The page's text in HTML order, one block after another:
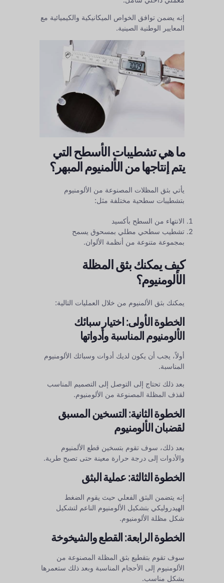
إنه يضمن توافق الخواص الميكانيكية والكيميائية مع
المعايير الوطنية الصينية.
ما هي تشطيبات الأسطح التي
يتم إنتاجها من الألمنيوم المبهر؟
يأتي بثق المظلات المصنوعة من الألومنيوم
بتشطيبات سطحية مختلفة مثل:
الانتهاء من السطح بأكسيد
تشطيب سطحي مطلي بمسحوق يسمح
بمجموعة متنوعة من أنظمة الألوان.
كيف يمكنك بثق المظلة
الألومنيوم؟
يمكنك بثق الألمنيوم من خلال العمليات التالية:
الخطوة الأولى: اختيار سبائك
الألومنيوم المناسبة وأدواتها
أولاً، يجب أن يكون لديك أدوات وسبائك الألومنيوم
المناسبة.
بعد ذلك تحتاج إلى التوصل إلى التصميم المناسب
لقذف المظلة المصنوعة من الألومنيوم.
الخطوة الثانية: التسخين المسبق
لقضبان الألومنيوم
بعد ذلك، سوف تقوم بتسخين قطع الألمنيوم
والأدوات إلى درجة حرارة معينة حتى تصبح طرية.
الخطوة الثالثة: عملية البثق
إنه يتضمن البثق الفعلي حيث يقوم الضغط
الهيدروليكي بتشكيل الألومنيوم الناعم لتشكيل
شكل مظلة الألومنيوم.
الخطوة الرابعة: القطع والشيخوخة
سوف تقوم بتقطيع بثق المظلة المصنوعة من
الألومنيوم إلى الأحجام المناسبة وبعد ذلك ستعمرها
بشكل مناسب.